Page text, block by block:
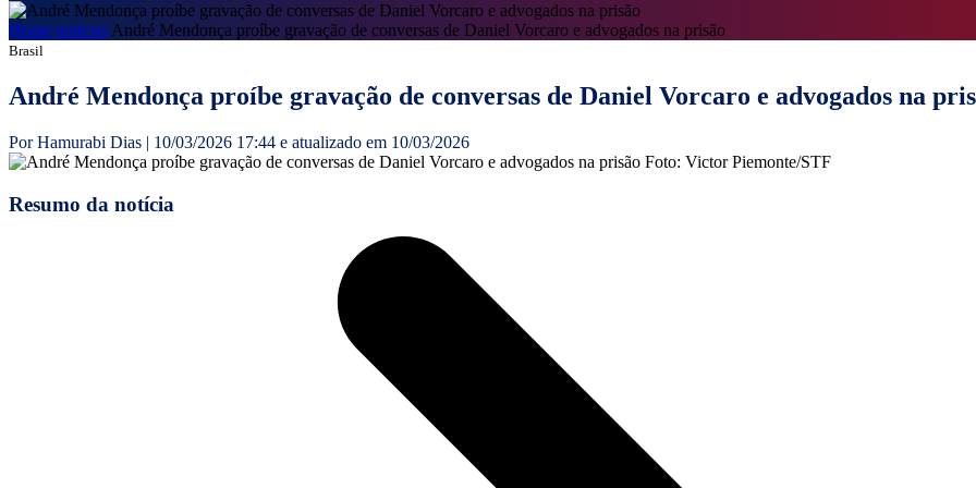
Home notícias André Mendonça proíbe gravação de conversas de Daniel Vorcaro e advogados na prisão
Brasil
André Mendonça proíbe gravação de conversas de Daniel Vorcaro e advogados na
Por Hamurabi Dias | 10/03/2026 17:44 e atualizado em 10/03/2026
Foto: Victor Piemonte/STF
Resumo da notícia